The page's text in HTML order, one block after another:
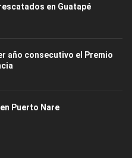
en Guatapé
año consecutivo el Premio
Puerto Nare